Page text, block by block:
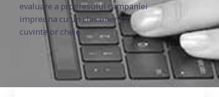
evaluare a progresului campaniei
impreuna cu un clasament al
cuvintelor cheie.